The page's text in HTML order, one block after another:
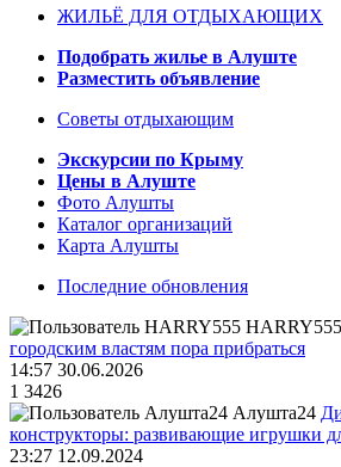
ЖИЛЬЁ ДЛЯ ОТДЫХАЮЩИХ
Подобрать жилье в Алуште
Разместить объявление
Советы отдыхающим
Экскурсии по Крыму
Цены в Алуште
Фото Алушты
Каталог организаций
Карта Алушты
Последние обновления
HARRY555
городским властям пора прибраться
14:57 30.06.2026
1 3426
Алушта24
конструкторы: развивающие игрушки
23:27 12.09.2024